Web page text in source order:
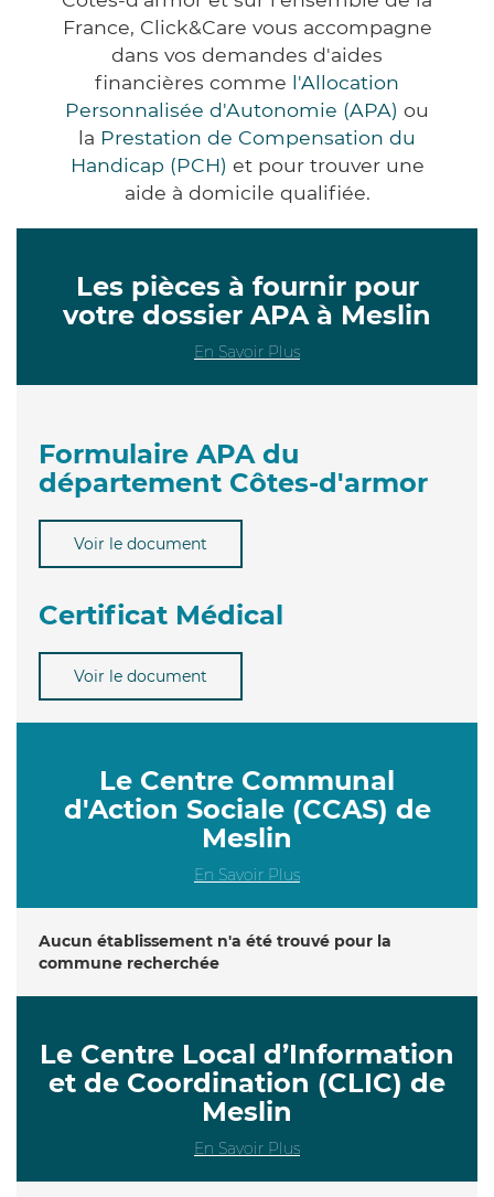
France, Click&Care vous accompagne
dans vos demandes d'aides
financières comme l'Allocation
Personnalisée d'Autonomie (APA) ou
la Prestation de Compensation du
Handicap (PCH) et pour trouver une
aide à domicile qualifiée.
Les pièces à fournir pour
votre dossier APA à Meslin
En Savoir Plus
Formulaire APA du
département Côtes-d'armor
Voir le document
Certificat Médical
Voir le document
Le Centre Communal
d'Action Sociale (CCAS) de
Meslin
En Savoir Plus
Aucun établissement n'a été trouvé pour la
commune recherchée
Le Centre Local d’Information
et de Coordination (CLIC) de
Meslin
En Savoir Plus